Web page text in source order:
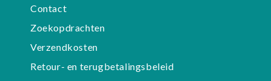
Contact
Zoekopdrachten
Verzendkosten
Retour- en terugbetalingsbeleid